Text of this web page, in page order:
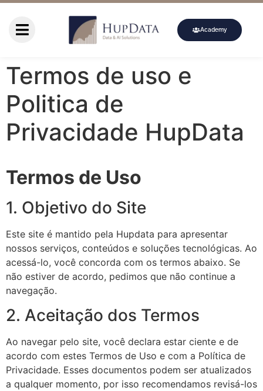
Academy
Termos de uso e
Politica de
Privacidade HupData
Termos de Uso
1. Objetivo do Site
Este site é mantido pela Hupdata para apresentar
nossos serviços, conteúdos e soluções tecnológicas. Ao
acessá-lo, você concorda com os termos abaixo. Se
não estiver de acordo, pedimos que não continue a
navegação.
2. Aceitação dos Termos
Ao navegar pelo site, você declara estar ciente e de
acordo com estes Termos de Uso e com a Política de
Privacidade. Esses documentos podem ser atualizados
a qualquer momento, por isso recomendamos revisá-los